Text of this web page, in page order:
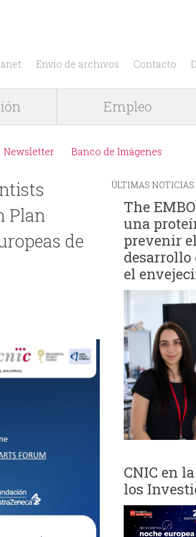
Envío de archivos Contacto
Empleo
Newsletter Banco de Imágenes
Plan
de
ÚLTIMAS NOTICIAS
The
una
prevenir
desarrollo
el
CNIC en
los